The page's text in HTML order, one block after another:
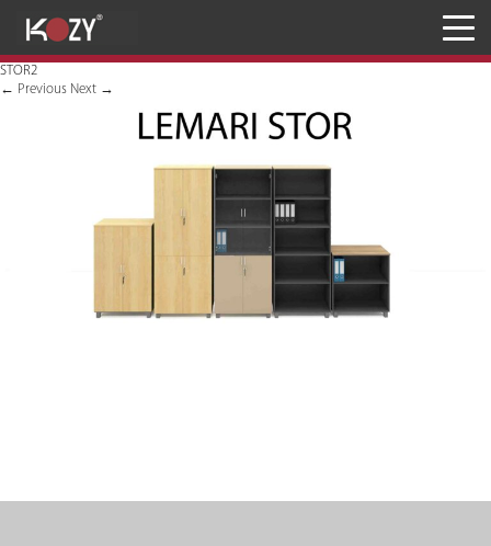
STOR2
← Previous Next →
JASA RANCANG & BANGUN
Inaproc Site